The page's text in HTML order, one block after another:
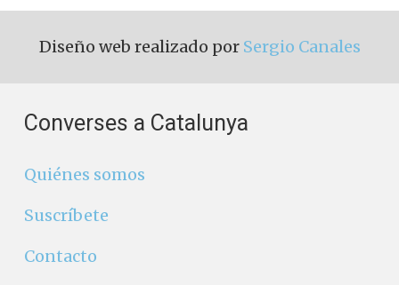
Diseño web realizado por Sergio Canales
Converses a Catalunya
Quiénes somos
Suscríbete
Contacto